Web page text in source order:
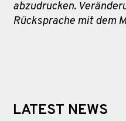
abzudrucken.
Rücksprache mit dem
LATEST NEWS